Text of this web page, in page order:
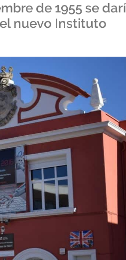
de 1955 se
nuevo Instituto